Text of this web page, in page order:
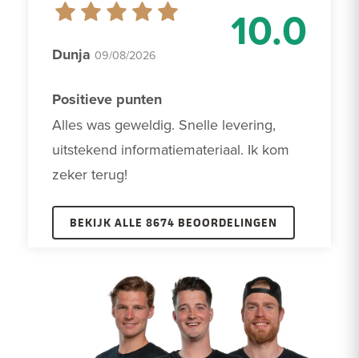
10.0
Dunja 09/08/2026
Positieve punten
Alles was geweldig. Snelle levering,
uitstekend informatiemateriaal. Ik kom
zeker terug!
BEKIJK ALLE 8674 BEOORDELINGEN